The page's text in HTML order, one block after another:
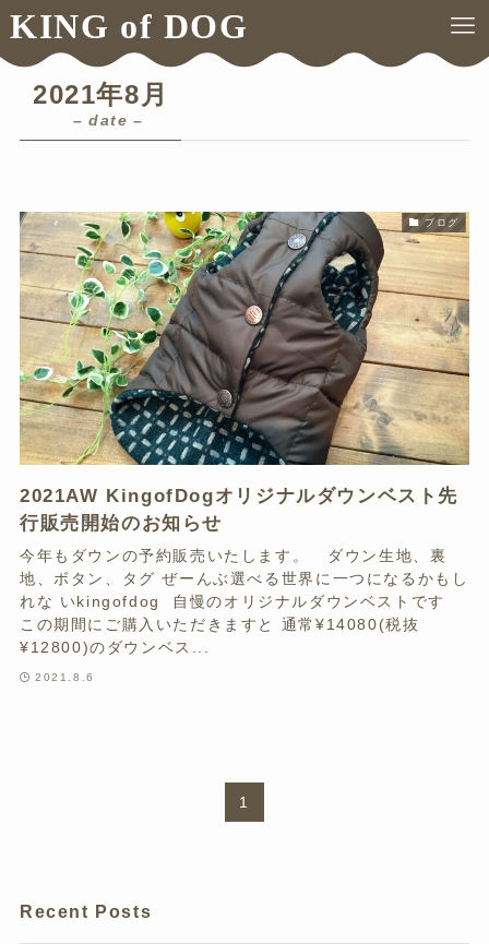
KING of DOG
ホーム 2021年 8月
2021年8月
– date –
ブログ
2021AW KingofDogオリジナルダウンベスト先
行販売開始のお知らせ
今年もダウンの予約販売いたします。 ダウン生地、裏
地、ボタン、タグ ぜーんぶ選べる世界に一つになるかもし
れな いkingofdog 自慢のオリジナルダウンベストです
この期間にご購入いただきますと 通常¥14080(税抜
¥12800)のダウンベス...
2021.8.6
1
Recent Posts